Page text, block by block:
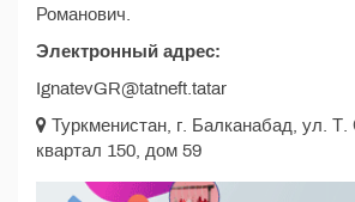
Романович.
Электронный адрес:
IgnatevGR@tatneft.tatar
Туркменистан, г. Балканабад, ул. Т.
квартал 150, дом 59